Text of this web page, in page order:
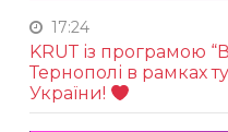
17:24
KRUТ із програмою
Тернополі в рамках
України!